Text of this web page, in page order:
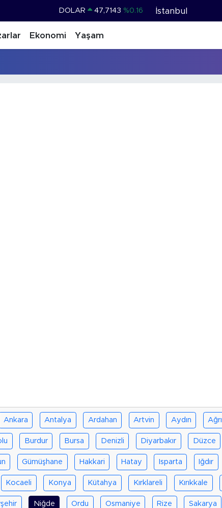
DOLAR 47,7143 %0.16
STERLİN 64,2463 %0.07
İstanbul
Ekonomi Yaşam
Ankara Antalya Ardahan Artvin Aydın Ağrı
Burdur Bursa Denizli Diyarbakır Düzce
Gümüşhane Hakkari Hatay Isparta Iğdır
Kocaeli Konya Kütahya Kırklareli Kırıkkale
Niğde Ordu Osmaniye Rize Sakarya